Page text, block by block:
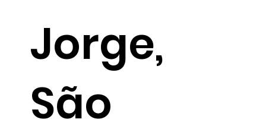
Jorge,
São